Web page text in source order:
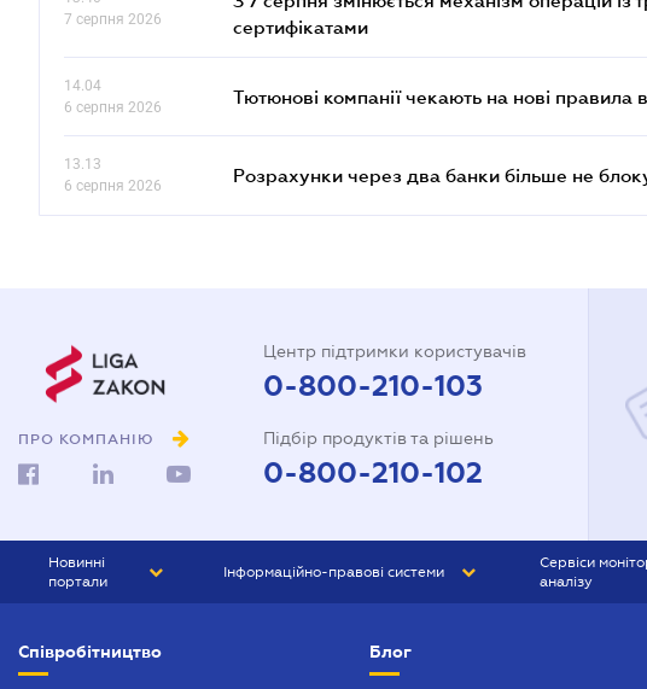
7 серпня 2026
сертифікатами
14.04
6 серпня 2026
Тютюнові компанії чекають на нові правила
13.13
6 серпня 2026
Розрахунки через два банки більше не
ПРО КОМПАНІЮ
Центр підтримки користувачів
0-800-210-103
Підбір продуктів та рішень
0-800-210-102
Новинні
портали
БІЗНЕС
Інформаційно-правові системи
Сервіси
аналізу
Співробітництво Блог